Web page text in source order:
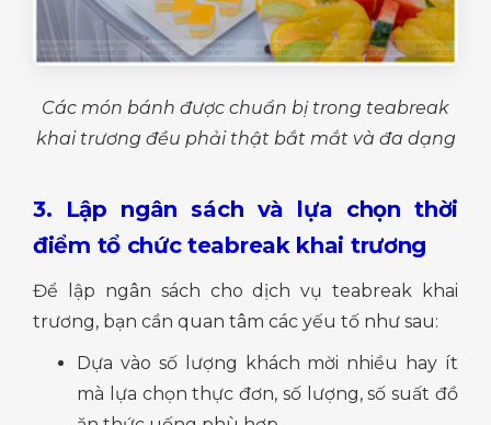
Các món bánh được chuẩn bị trong teabreak
khai trương đều phải thật bắt mắt và đa dạng
3. Lập ngân sách và lựa chọn thời
điểm tổ chức teabreak khai trương
Để lập ngân sách cho dịch vụ teabreak khai
trương, bạn cần quan tâm các yếu tố như sau:
Dựa vào số lượng khách mời nhiều hay ít
mà lựa chọn thực đơn, số lượng, số suất đồ